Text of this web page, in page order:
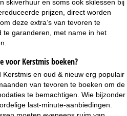
skiverhuur en soms ook skilessen bij
prijzen, direct worden
deze extra’s van tevoren te
te garanderen, met name in het
voor Kerstmis boeken?
Kerstmis en oud & nieuw erg populair
van tevoren te boeken om de
te bemachtigen. Wie bijzonder
last-minute-aanbiedingen.